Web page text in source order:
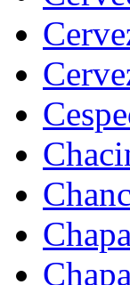
Chapa